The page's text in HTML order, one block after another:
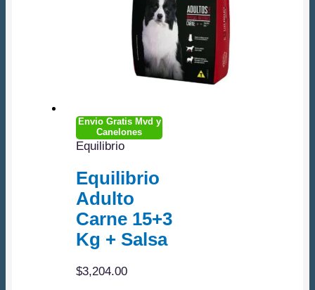
Envio Gratis Mvd y
Canelones
Equilibrio
Equilibrio
Adulto
Carne 15+3
Kg + Salsa
$3,204.00